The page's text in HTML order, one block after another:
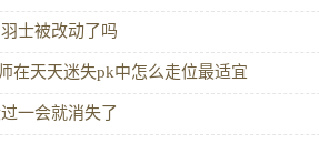
士被改动了吗
在天天迷失pk中怎么走位最适宜
一会就消失了